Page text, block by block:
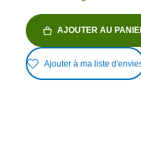
AJOUTER AU
Ajouter à ma liste